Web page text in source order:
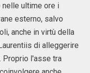
ultime ore i
esterno, salvo
anche in virtù della
di alleggerire
Proprio l'asse tra